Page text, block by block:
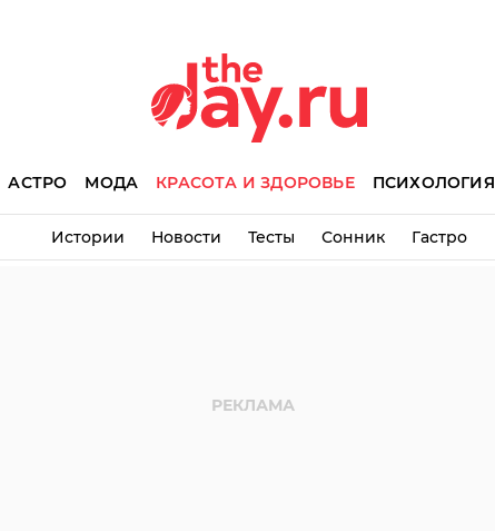
АСТРО МОДА КРАСОТА И ЗДОРОВЬЕ ПСИХОЛОГИЯ
Истории Новости Тесты Сонник Гастро